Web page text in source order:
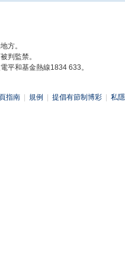
方。
判監禁。
平和基金熱線1834 633。
指南 規例 提倡有節制博彩 私